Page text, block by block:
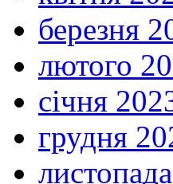
березня
лютого
січня
грудня